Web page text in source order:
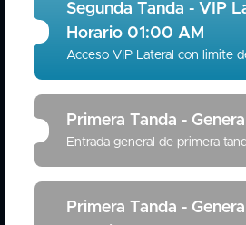
Segunda Tanda - VIP
Horario 01:00 AM
Acceso VIP Lateral con limite
Primera Tanda - General
Entrada general de primera
Primera Tanda -